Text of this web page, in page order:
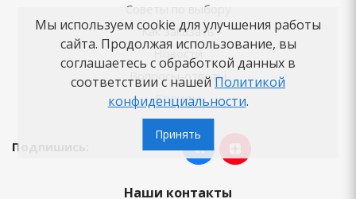
Советы по выбору
Как заказать
Новости
Вопросы-ответы
Бренды
Подпишись:
Наши контакты
Мы используем cookie для улучшения работы
сайта. Продолжая использование, вы
соглашаетесь с обработкой данных в
соответствии с нашей Политикой
конфиденциальности.
Принять